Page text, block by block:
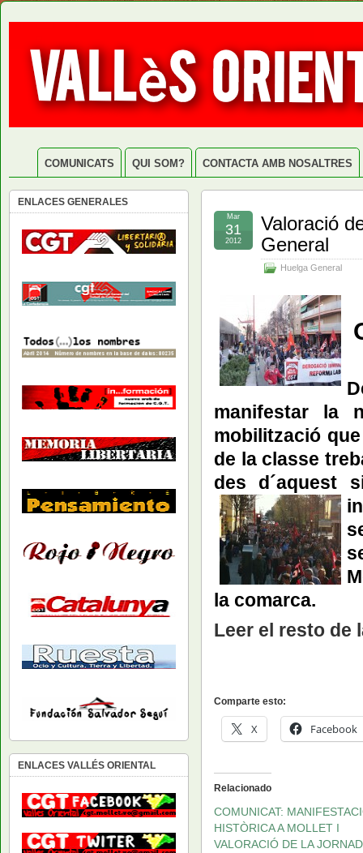
COMUNICATS QUI SOM? CONTACTA AMB NOSALTRES
Valoració
General
Huelga General
Mar
31
2012
manifestar la
mobilització
de la classe
des d´aquest
la comarca.
Leer el resto de
Comparte esto:
X Facebook
Relacionado
COMUNICAT:
HISTÒRICA A MOLLET I
VALORACIÓ DE LA
ENLACES GENERALES
ENLACES VALLÉS ORIENTAL